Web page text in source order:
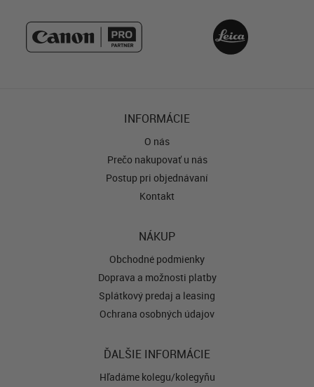
INFORMÁCIE
O nás
Prečo nakupovať u nás
Postup pri objednávaní
Kontakt
NÁKUP
Obchodné podmienky
Doprava a možnosti platby
Splátkový predaj a leasing
Ochrana osobných údajov
ĎALŠIE INFORMÁCIE
Hľadáme kolegu/kolegyňu